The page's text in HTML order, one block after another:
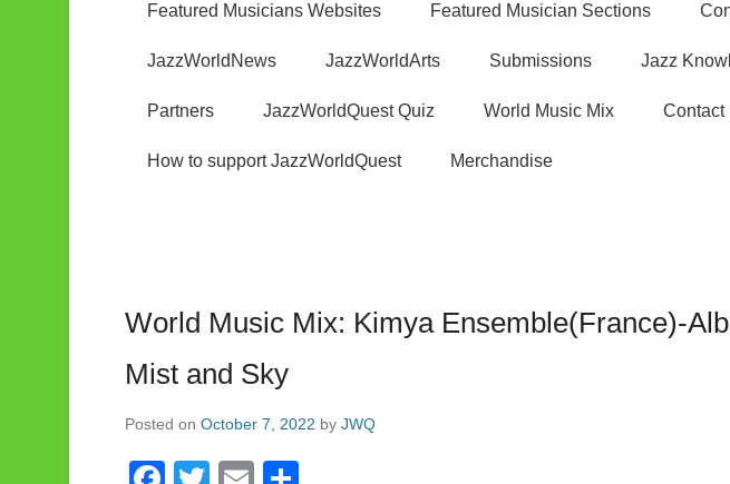
Featured Musicians Websites Featured Musician Sections
JazzWorldNews JazzWorldArts Submissions Jazz
Partners JazzWorldQuest Quiz World Music Mix Contact
How to support JazzWorldQuest Merchandise
World Music Mix: Kimya Ensemble(France)-
Mist and Sky
Posted on October 7, 2022 by JWQ